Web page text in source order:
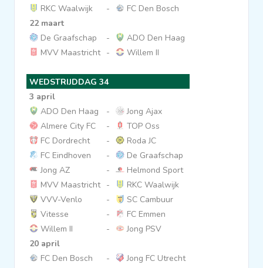
RKC Waalwijk
-
FC Den Bosch
22 maart
De Graafschap
-
ADO Den Haag
MVV Maastricht - Willem II
WEDSTRIJDDAG 34
3 april
ADO Den Haag
-
Jong Ajax
Almere City FC
-
TOP Oss
FC Dordrecht
-
Roda JC
FC Eindhoven
-
De Graafschap
Jong AZ
-
Helmond Sport
MVV Maastricht -
RKC Waalwijk
VVV-Venlo
-
SC Cambuur
Vitesse
-
FC Emmen
Willem II
-
Jong PSV
20 april
FC Den Bosch
- Jong FC Utrecht